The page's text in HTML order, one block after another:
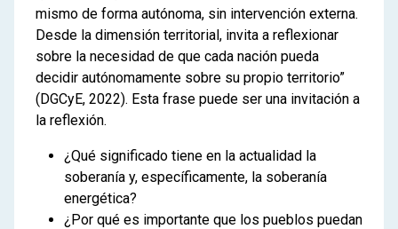
mismo de forma autónoma, sin intervención externa.
Desde la dimensión territorial, invita a reflexionar
sobre la necesidad de que cada nación pueda
decidir autónomamente sobre su propio territorio”
(DGCyE, 2022). Esta frase puede ser una invitación a
la reflexión.
¿Qué significado tiene en la actualidad la
soberanía y, específicamente, la soberanía
energética?
¿Por qué es importante que los pueblos puedan